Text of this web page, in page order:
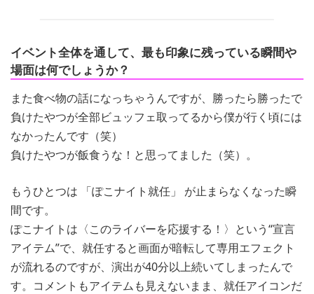
イベント全体を通して、最も印象に残っている瞬間や
場面は何でしょうか？
また食べ物の話になっちゃうんですが、勝ったら勝ったで
負けたやつが全部ビュッフェ取ってるから僕が行く頃には
なかったんです（笑）
負けたやつが飯食うな！と思ってました（笑）。
もうひとつは 「ぽこナイト就任」 が止まらなくなった瞬
間です。
ぽこナイトは〈このライバーを応援する！〉という“宣言
アイテム”で、就任すると画面が暗転して専用エフェクト
が流れるのですが、演出が40分以上続いてしまったんで
す。コメントもアイテムも見えないまま、就任アイコンだ